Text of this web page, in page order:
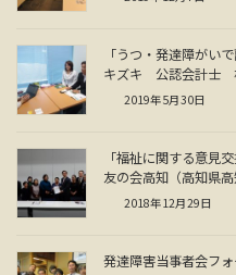
「うつ・発達障がい
キズキ 公認会計士
2019年5月30日
「福祉に関する意見
友の会高知（高知県高
2018年12月29日
発達障害当事者会フ